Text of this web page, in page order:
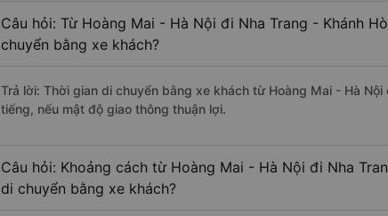
Câu hỏi: Từ Hoàng Mai - Hà Nội đi Nha Trang - Khánh
chuyển bằng xe khách?
Trả lời: Thời gian di chuyển bằng xe khách từ Hoàng Mai - Hà
tiếng, nếu mật độ giao thông thuận lợi.
Câu hỏi: Khoảng cách từ Hoàng Mai - Hà Nội đi Nha
di chuyển bằng xe khách?